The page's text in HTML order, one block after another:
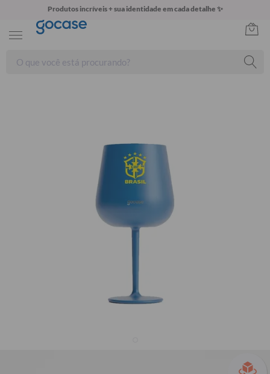
Produtos incríveis + sua identidade em cada detalhe ✨